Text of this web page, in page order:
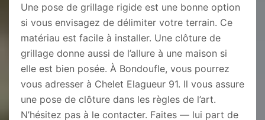
Une pose de grillage rigide est une bonne option
si vous envisagez de délimiter votre terrain. Ce
matériau est facile à installer. Une clôture de
grillage donne aussi de l’allure à une maison si
elle est bien posée. À Bondoufle, vous pourrez
vous adresser à Chelet Elagueur 91. Il vous assure
une pose de clôture dans les règles de l’art.
N’hésitez pas à le contacter. Faites — lui part de